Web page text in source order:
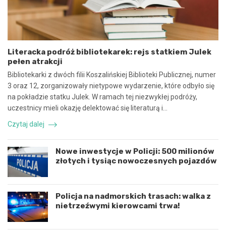
w
ó
ł
p
r
a
c
ę
i
k
o
o
r
d
y
n
a
c
j
ę
r
z
e
c
z
n
e
z
d
a
r
z
e
n
i
e
d
r
o
g
o
w
Literacka podróż bibliotekarek: rejs statkiem Julek
pełen atrakcji
Bibliotekarki z dwóch filii Koszalińskiej Biblioteki Publicznej, numer
3 oraz 12, zorganizowały nietypowe wydarzenie, które odbyło się
na pokładzie statku Julek. W ramach tej niezwykłej podróży,
uczestnicy mieli okazję delektować się literaturą i…
Czytaj dalej
Nowe inwestycje w Policji: 500 milionów
złotych i tysiąc nowoczesnych pojazdów
Policja na nadmorskich trasach: walka z
nietrzeźwymi kierowcami trwa!